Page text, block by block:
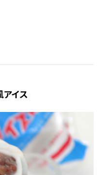
イス